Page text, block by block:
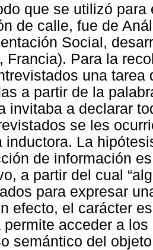
que se utilizó
de calle, fue de
Social,
Francia). Para la
una
a partir de la
invitaba a declarar
se les
inductora. La
de información
a partir del cual
para expresar
efecto, el carácter
permite acceder a
semántico del